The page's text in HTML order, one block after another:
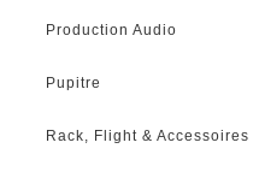
Production Audio
Pupitre
Rack, Flight & Accessoires